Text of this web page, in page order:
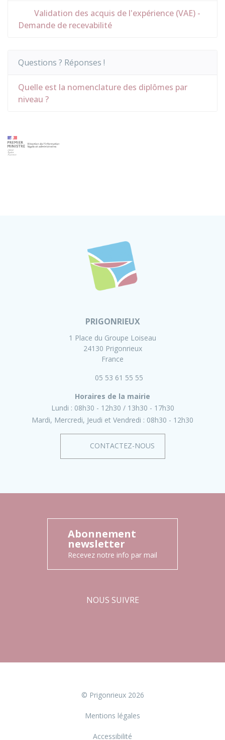
Validation des acquis de l'expérience (VAE) -
Demande de recevabilité
Questions ? Réponses !
Quelle est la nomenclature des diplômes par
niveau ?
PRIGONRIEUX
1 Place du Groupe Loiseau
24130 Prigonrieux
France
05 53 61 55 55
Horaires de la mairie
Lundi : 08h30 - 12h30
13h30 - 17h30
Mardi, Mercredi, Jeudi et Vendredi : 08h30 - 12h30
CONTACTEZ-NOUS
Abonnement
newsletter
Recevez notre info par mail
NOUS SUIVRE
© Prigonrieux 2026
Mentions légales
Accessibilité